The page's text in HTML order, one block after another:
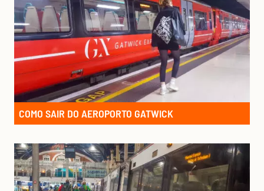
COMO SAIR DO AEROPORTO GATWICK